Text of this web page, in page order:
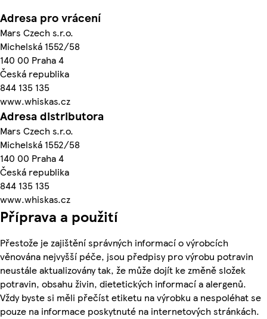
Adresa pro vrácení
Mars Czech s.r.o.
Michelská 1552/58
140 00 Praha 4
Česká republika
844 135 135
www.whiskas.cz
Adresa distributora
Mars Czech s.r.o.
Michelská 1552/58
140 00 Praha 4
Česká republika
844 135 135
www.whiskas.cz
Příprava a použití
Přestože je zajištění správných informací o výrobcích
věnována nejvyšší péče, jsou předpisy pro výrobu potravin
neustále aktualizovány tak, že může dojít ke změně složek
potravin, obsahu živin, dietetických informací a alergenů.
Vždy byste si měli přečíst etiketu na výrobku a nespoléhat se
pouze na informace poskytnuté na internetových stránkách.